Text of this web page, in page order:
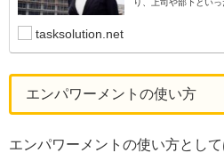
り、上司や部下とい
tasksolution.net
エンパワーメントの使い方
エンパワーメントの使い方とし